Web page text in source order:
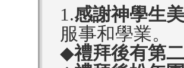
1.感謝神學生
服事和學業。
◆禮拜後有第